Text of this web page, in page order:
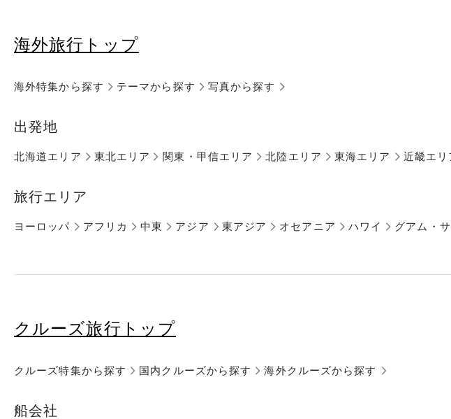
海外旅行トップ
海外特集から探す テーマから探す 写真から探す
出発地
北海道エリア 東北エリア 関東・甲信エリア 北陸エリア 東海エリア 近畿エリ
旅行エリア
ヨーロッパ アフリカ 中東 アジア 東アジア オセアニア ハワイ グアム・
クルーズ旅行トップ
クルーズ特集から探す 国内クルーズから探す 海外クルーズから探す
船会社